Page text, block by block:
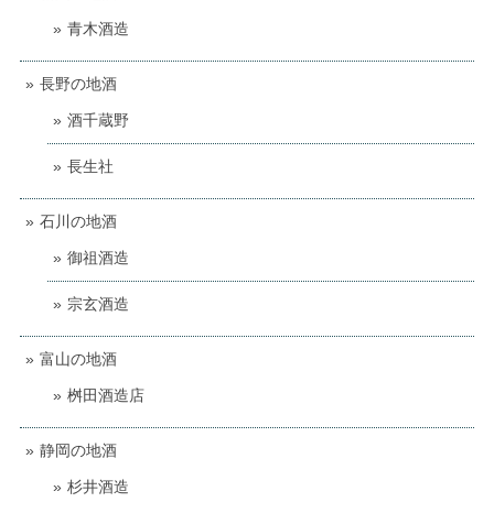
青木酒造
長野の地酒
酒千蔵野
長生社
石川の地酒
御祖酒造
宗玄酒造
富山の地酒
桝田酒造店
静岡の地酒
杉井酒造